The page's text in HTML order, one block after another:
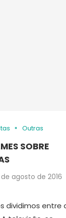
Outras
SOBRE
de agosto de 2016
dividimos entre